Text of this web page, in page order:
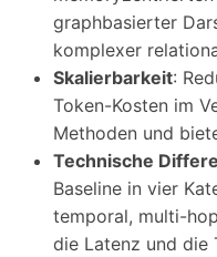
graphbasierter
komplexer
Skalierbarkeit:
Token-Kosten im
Methoden und
Technische
Baseline in vier
temporal, multi-
die Latenz und die